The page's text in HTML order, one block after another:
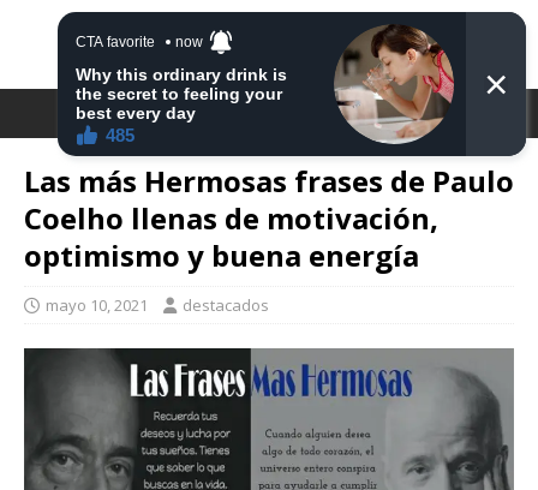
DESTACA2
Las más Hermosas frases de Paulo
Coelho llenas de motivación,
optimismo y buena energía
mayo 10, 2021 destacados